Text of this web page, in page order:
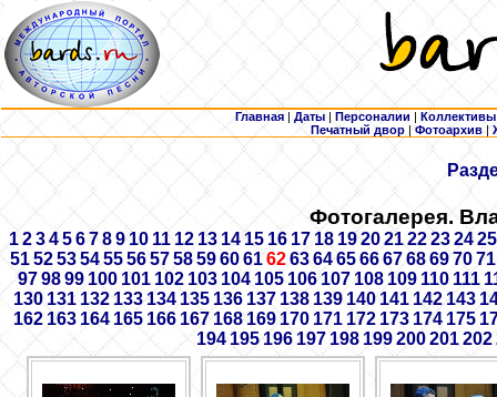
Главная | Даты | Персоналии | Коллективы
Печатный двор |Фотоархив |
Фотогалерея.
1 2 3 45 6 7 8 9 10 11 12 13 1415 16 17 18 19 20 21 22 23 24 25
51 52 53 54 55 56 57 58 59 60 61 62 63 64 65 66 67 68 6970 71
97 98 99 100 101 102 103 104 105 106 107 108 109 110 111
130 131 132133 134 135 136 137 138 139 140 141 142 143
162 163 164 165 166 167 168 169 170 171 172 173 174 175
194 195 196 197 198 199200201202